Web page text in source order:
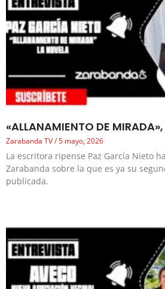
«ALLANAMIENTO DE
Zarabanda TV 5 mayo, 2026
La escritora ripense Paz García Nieto
Zarabanda sobre la que es ya su
publicada.